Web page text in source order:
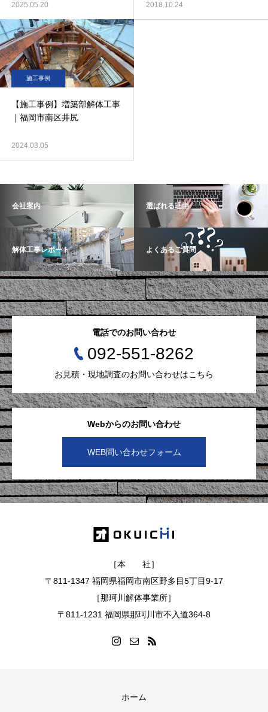
2025.05.20 2018.10.24
施工事例
【施工事例】増築部解体工事
｜福岡市南区井尻
2024.03.05
会社案内 選ばれる理由
解体工事レポート よくあるご質問
Webからのお問い合わせ
WEB問い合わせフォーム
電話でのお問い合わせ
092-551-8262
お見積・現地調査のお問い合わせはこちら
［本 社］
〒811-1347 福岡県福岡市南区野多目5丁目9-17
［那珂川解体事業所］
〒811-1231 福岡県那珂川市不入道364-8
ホーム